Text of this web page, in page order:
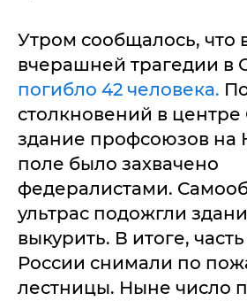
Утром сообщалось, что
вчерашней трагедии в
погибло 42 человека.
столкновений в
здание профсоюзов на
поле было захвачено
федералистами.
ультрас подожгли
выкурить. В итоге,
России снимали по
лестницы. Ныне число